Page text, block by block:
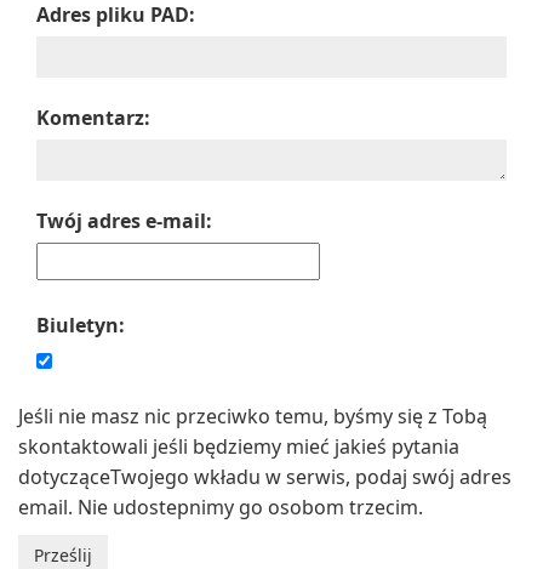
Adres pliku PAD:
Komentarz:
Twój adres e-mail:
Biuletyn:
Jeśli nie masz nic przeciwko temu, byśmy się z Tobą
skontaktowali jeśli będziemy mieć jakieś pytania
dotycząceTwojego wkładu w serwis, podaj swój adres
email. Nie udostepnimy go osobom trzecim.